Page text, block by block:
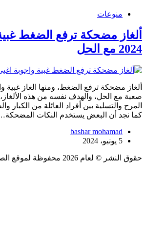
منوعات
ألغاز مضحكة ترفع الضغط
2024 مع الحل
ألغاز مضحكة ترفع الضغط، ومنها الغاز غبية
صعبة مع الحل، والهدف نفسه من هذه
المرح والتسلية بين أفراد العائلة من الكبار
كما نجد أن البعض يستخدم النكات
bashar mohamad
5 يونيو، 2024
حقوق النشر © لعام 2026 محفوظة لموقع الصرح نيوز